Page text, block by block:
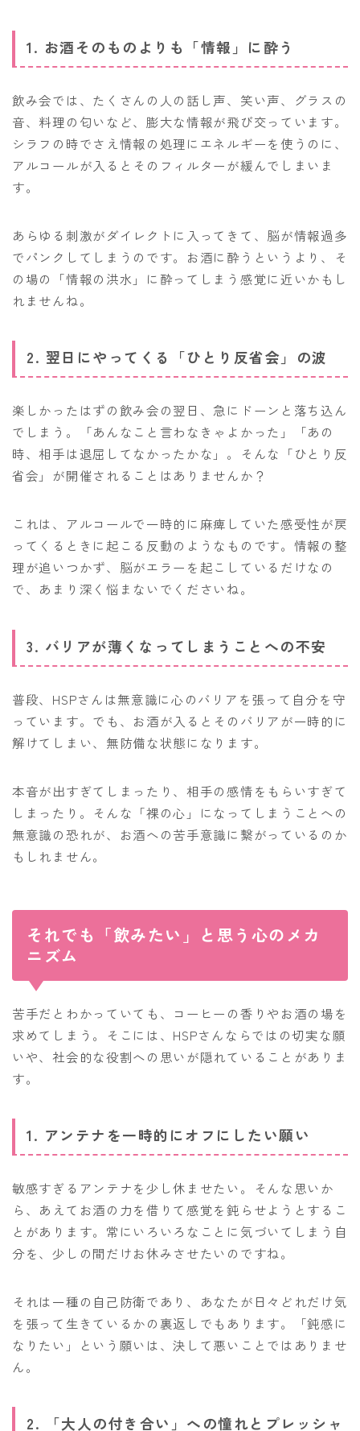
1. お酒そのものよりも「情報」に酔う
飲み会では、たくさんの人の話し声、笑い声、グラスの
音、料理の匂いなど、膨大な情報が飛び交っています。
シラフの時でさえ情報の処理にエネルギーを使うのに、
アルコールが入るとそのフィルターが緩んでしまいま
す。
あらゆる刺激がダイレクトに入ってきて、脳が情報過多
でパンクしてしまうのです。お酒に酔うというより、そ
の場の「情報の洪水」に酔ってしまう感覚に近いかもし
れませんね。
2. 翌日にやってくる「ひとり反省会」の波
楽しかったはずの飲み会の翌日、急にドーンと落ち込ん
でしまう。「あんなこと言わなきゃよかった」「あの
時、相手は退屈してなかったかな」。そんな「ひとり反
省会」が開催されることはありませんか？
これは、アルコールで一時的に麻痺していた感受性が戻
ってくるときに起こる反動のようなものです。情報の整
理が追いつかず、脳がエラーを起こしているだけなの
で、あまり深く悩まないでくださいね。
3. バリアが薄くなってしまうことへの不安
普段、HSPさんは無意識に心のバリアを張って自分を守
っています。でも、お酒が入るとそのバリアが一時的に
解けてしまい、無防備な状態になります。
本音が出すぎてしまったり、相手の感情をもらいすぎて
しまったり。そんな「裸の心」になってしまうことへの
無意識の恐れが、お酒への苦手意識に繋がっているのか
もしれません。
それでも「飲みたい」と思う心のメカ
ニズム
苦手だとわかっていても、コーヒーの香りやお酒の場を
求めてしまう。そこには、HSPさんならではの切実な願
いや、社会的な役割への思いが隠れていることがありま
す。
1. アンテナを一時的にオフにしたい願い
敏感すぎるアンテナを少し休ませたい。そんな思いか
ら、あえてお酒の力を借りて感覚を鈍らせようとするこ
とがあります。常にいろいろなことに気づいてしまう自
分を、少しの間だけお休みさせたいのですね。
それは一種の自己防衛であり、あなたが日々どれだけ気
を張って生きているかの裏返しでもあります。「鈍感に
なりたい」という願いは、決して悪いことではありませ
ん。
2. 「大人の付き合い」への憧れとプレッシャ